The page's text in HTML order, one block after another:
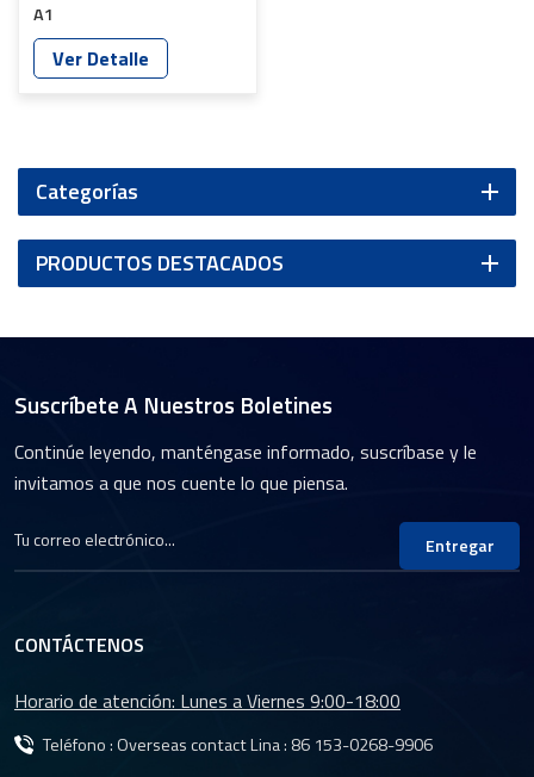
A1
Ver Detalle
Categorías
PRODUCTOS DESTACADOS
Suscríbete A Nuestros Boletines
Continúe leyendo, manténgase informado, suscríbase y le
invitamos a que nos cuente lo que piensa.
Entregar
CONTÁCTENOS
Horario de atención: Lunes a Viernes 9:00-18:00
Teléfono : Overseas contact Lina : 86 153-0268-9906